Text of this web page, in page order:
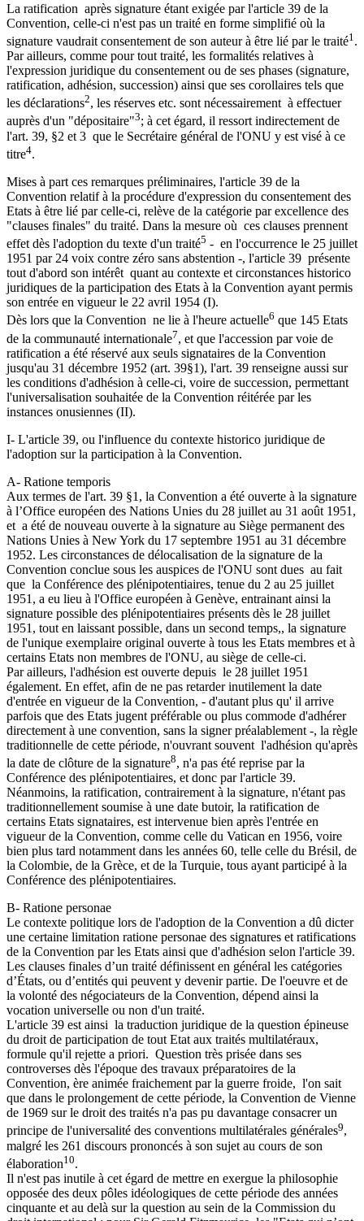
La ratification après signature étant exigée par l'article 39 de la
Convention, celle-ci n'est pas un traité en forme simplifié où la
signature vaudrait consentement de son auteur à être lié par le traité1 .
Par ailleurs, comme pour tout traité, les formalités relatives à
l'expression juridique du consentement ou de ses phases (signature,
ratification, adhésion, succession) ainsi que ses corollaires tels que
les déclarations2, les réserves etc. sont nécessairement à effectuer
auprès d'un "dépositaire"3; à cet égard, il ressort indirectement de
l'art. 39, §2 et 3 que le Secrétaire général de l'ONU y est visé à ce
titre4.
Mises à part ces remarques préliminaires, l'article 39 de la
Convention relatif à la procédure d'expression du consentement des
Etats à être lié par celle-ci, relève de la catégorie par excellence des
"clauses finales" du traité. Dans la mesure où ces clauses prennent
effet dès l'adoption du texte d'un traité5 - en l'occurrence le 25 juillet
1951 par 24 voix contre zéro sans abstention -, l'article 39 présente
tout d'abord son intérêt quant au contexte et circonstances historico
juridiques de la participation des Etats à la Convention ayant permis
son entrée en vigueur le 22 avril 1954 (I).
Dès lors que la Convention ne lie à l'heure actuelle6 que 145 Etats
de la communauté internationale7, et que l'accession par voie de
ratification a été réservé aux seuls signataires de la Convention
jusqu'au 31 décembre 1952 (art. 39§1), l'art. 39 renseigne aussi sur
les conditions d'adhésion à celle-ci, voire de succession, permettant
l'universalisation souhaitée de la Convention réitérée par les
instances onusiennes (II).
I- L'article 39, ou l'influence du contexte historico juridique de
l'adoption sur la participation à la Convention.
A- Ratione temporis
Aux termes de l'art. 39 §1, la Convention a été ouverte à la signature
à l’Office européen des Nations Unies du 28 juillet au 31 août 1951,
et a été de nouveau ouverte à la signature au Siège permanent des
Nations Unies à New York du 17 septembre 1951 au 31 décembre
1952. Les circonstances de délocalisation de la signature de la
Convention conclue sous les auspices de l'ONU sont dues au fait
que la Conférence des plénipotentiaires, tenue du 2 au 25 juillet
1951, a eu lieu à l'Office européen à Genève, entrainant ainsi la
signature possible des plénipotentiaires présents dès le 28 juillet
1951, tout en laissant possible, dans un second temps,, la signature
de l'unique exemplaire original ouverte à tous les Etats membres et à
certains Etats non membres de l'ONU, au siège de celle-ci.
Par ailleurs, l'adhésion est ouverte depuis le 28 juillet 1951
également. En effet, afin de ne pas retarder inutilement la date
d'entrée en vigueur de la Convention, - d'autant plus qu' il arrive
parfois que des Etats jugent préférable ou plus commode d'adhérer
directement à une convention, sans la signer préalablement -, la règle
traditionnelle de cette période, n'ouvrant souvent l'adhésion qu'après
la date de clôture de la signature8, n'a pas été reprise par la
Conférence des plénipotentiaires, et donc par l'article 39.
Néanmoins, la ratification, contrairement à la signature, n'étant pas
traditionnellement soumise à une date butoir, la ratification de
certains Etats signataires, est intervenue bien après l'entrée en
vigueur de la Convention, comme celle du Vatican en 1956, voire
bien plus tard notamment dans les années 60, telle celle du Brésil, de
la Colombie, de la Grèce, et de la Turquie, tous ayant participé à la
Conférence des plénipotentiaires.
B- Ratione personae
Le contexte politique lors de l'adoption de la Convention a dû dicter
une certaine limitation ratione personae des signatures et ratifications
de la Convention par les Etats ainsi que d'adhésion selon l'article 39.
Les clauses finales d’un traité définissent en général les catégories
d’États, ou d’entités qui peuvent y devenir partie. De l'oeuvre et de
la volonté des négociateurs de la Convention, dépend ainsi la
vocation universelle ou non d'un traité.
L'article 39 est ainsi la traduction juridique de la question épineuse
du droit de participation de tout Etat aux traités multilatéraux,
formule qu'il rejette a priori. Question très prisée dans ses
controverses dès l'époque des travaux préparatoires de la
Convention, ère animée fraichement par la guerre froide, l'on sait
que dans le prolongement de cette période, la Convention de Vienne
de 1969 sur le droit des traités n'a pas pu davantage consacrer un
principe de l'universalité des conventions multilatérales générales9,
malgré les 261 discours prononcés à son sujet au cours de son
élaboration10.
Il n'est pas inutile à cet égard de mettre en exergue la philosophie
opposée des deux pôles idéologiques de cette période des années
cinquante et au delà sur la question au sein de la Commission du